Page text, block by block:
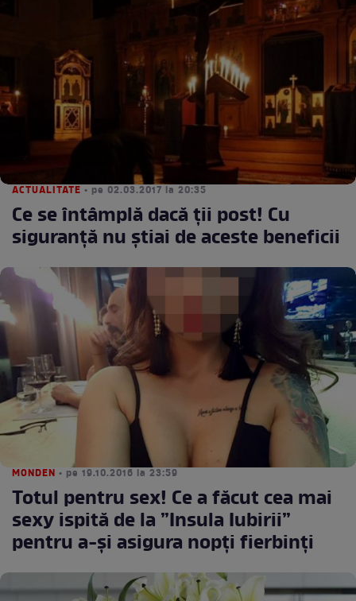
ACTUALITATE • pe 02.03.2017 la 20:35
Ce se întâmplă dacă ții post! Cu
siguranță nu știai de aceste beneficii
MONDEN • pe 19.10.2016 la 23:59
Totul pentru sex! Ce a făcut cea mai
sexy ispită de la ”Insula Iubirii”
pentru a-și asigura nopți fierbinți